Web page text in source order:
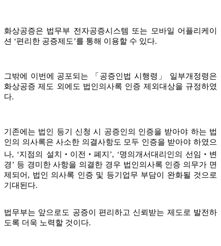
화상공증은 법무부 전자공증시스템 또는 모바일 어플리케이
션 ‘편리한 공증제도’를 통해 이용할 수 있다.
그밖에 이번에 공포되는 「공증인법 시행령」 일부개정령은
화상공증 제도 외에도 법인의사록 인증 제외대상을 규정하였
다.
기존에는 법인 등기 신청 시 공증인의 인증을 받아야 하는 법
인의 의사록은 사소한 의결사항도 모두 인증을 받아야 하였으
나, ‘지점의 설치‧이전‧폐지’, ‘명의개서대리인의 선임‧변
경’ 등 경미한 사항을 의결한 경우 법인의사록 인증 의무가 면
제되어, 법인 의사록 인증 및 등기업무 부담이 완화될 것으로
기대된다.
법무부는 앞으로도 공증이 편리하고 신뢰받는 제도로 발전하
도록 더욱 노력할 것이다.